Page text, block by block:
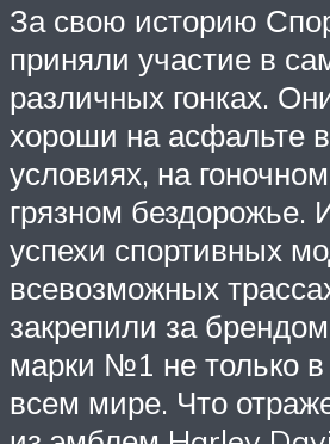
За свою историю
приняли участие в
различных гонках.
хороши на асфальте в
условиях, на
грязном бездорожье.
успехи спортивных
всевозможных
закрепили за
марки №1 не только
всем мире. Что